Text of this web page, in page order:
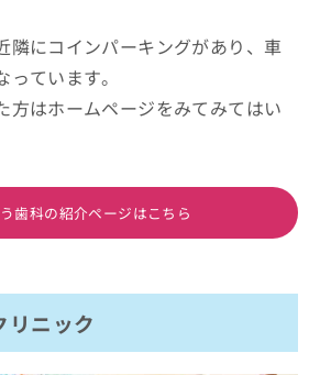
隣にコインパーキングがあり、車
ています。
方はホームページをみてみてはい
歯科の紹介ページはこちら
リニック